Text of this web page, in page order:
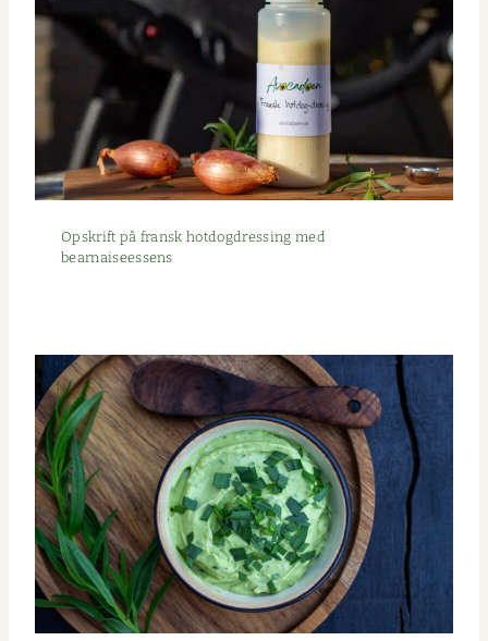
Opskrift på fran­sk hot­dog­dress­ing med
bearnaiseessens